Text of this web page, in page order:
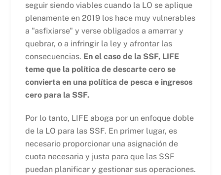
seguir siendo viables cuando la LO se aplique
plenamente en 2019 los hace muy vulnerables
a "asfixiarse" y verse obligados a amarrar y
quebrar, o a infringir la ley y afrontar las
consecuencias. En el caso de la SSF, LIFE
teme que la política de descarte cero se
convierta en una política de pesca e ingresos
cero para la SSF.
Por lo tanto, LIFE aboga por un enfoque doble
de la LO para las SSF. En primer lugar, es
necesario proporcionar una asignación de
cuota necesaria y justa para que las SSF
puedan planificar y gestionar sus operaciones.